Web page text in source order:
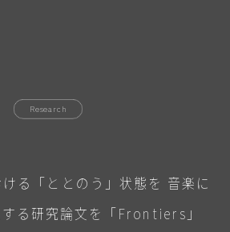
Research
る「ととのう」状態を 音楽に
る研究論文を「Frontiers」